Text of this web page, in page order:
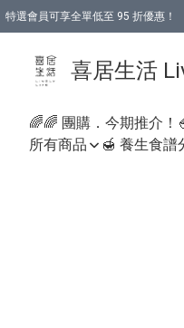
特選會員可享全單低至 95 折優惠！
喜居生活
🌈🌈 團購．今期推介！
所有商品
🍯 養生食譜